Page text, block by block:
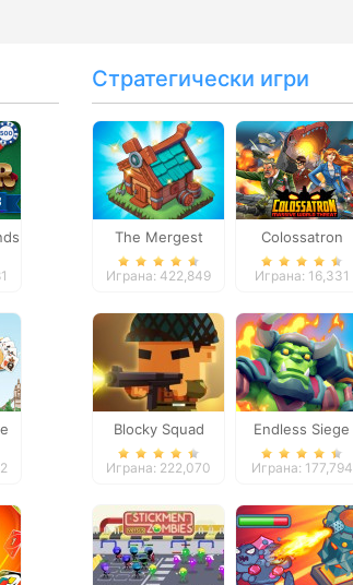
Стратегически игри
The Mergest
Kingdom
Играна: 422,849
Colossatron
Играна: 16,331
Blocky Squad
Играна: 222,070
Endless Siege
Играна: 177,794